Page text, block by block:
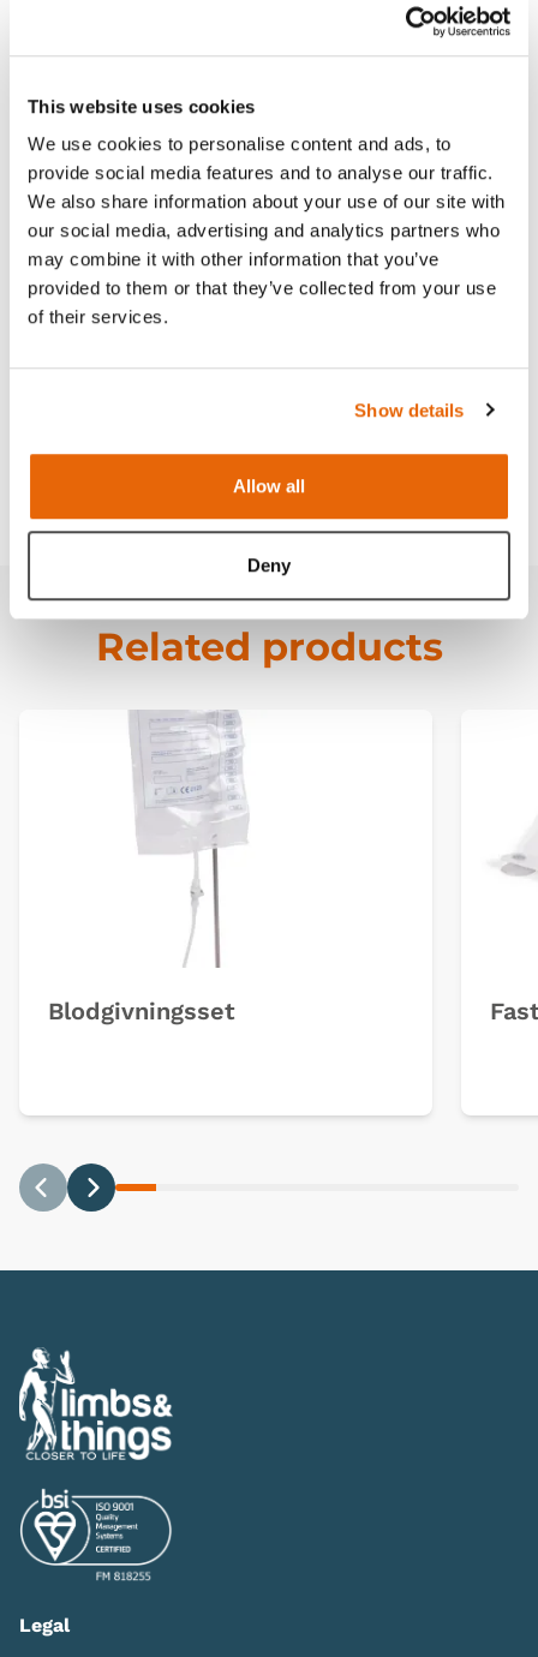
This website uses cookies
We use cookies to personalise content and ads, to
provide social media features and to analyse our traffic.
We also share information about your use of our site with
our social media, advertising and analytics partners who
may combine it with other information that you’ve
provided to them or that they’ve collected from your use
of their services.
Show details
Allow all
Deny
Skills
Contains
Related products
Blodgivningsset
Legal